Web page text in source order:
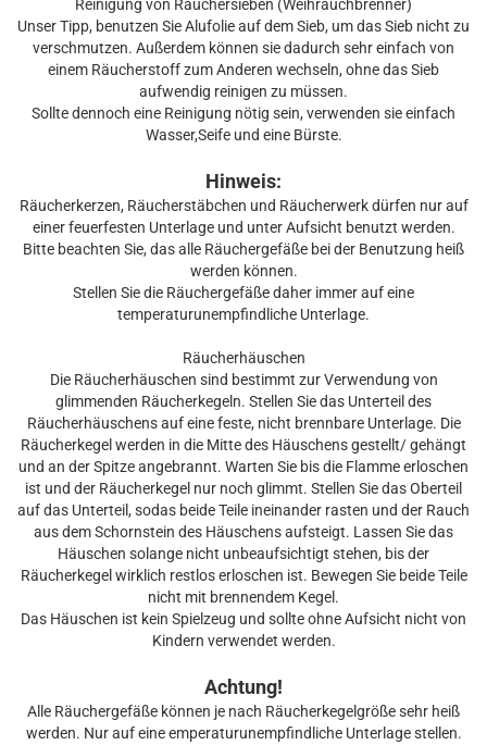
Reinigung von Räuchersieben (Weihrauchbrenner)
Unser Tipp, benutzen Sie Alufolie auf dem Sieb, um das Sieb nicht zu
verschmutzen. Außerdem können sie dadurch sehr einfach von
einem Räucherstoff zum Anderen wechseln, ohne das Sieb
aufwendig reinigen zu müssen.
Sollte dennoch eine Reinigung nötig sein, verwenden sie einfach
Wasser,Seife und eine Bürste.
Hinweis:
Räucherkerzen, Räucherstäbchen und Räucherwerk dürfen nur auf
einer feuerfesten Unterlage und unter Aufsicht benutzt werden.
Bitte beachten Sie, das alle Räuchergefäße bei der Benutzung heiß
werden können.
Stellen Sie die Räuchergefäße daher immer auf eine
temperaturunempfindliche Unterlage.
Räucherhäuschen
Die Räucherhäuschen sind bestimmt zur Verwendung von
glimmenden Räucherkegeln. Stellen Sie das Unterteil des
Räucherhäuschens auf eine feste, nicht brennbare Unterlage. Die
Räucherkegel werden in die Mitte des Häuschens gestellt/ gehängt
und an der Spitze angebrannt. Warten Sie bis die Flamme erloschen
ist und der Räucherkegel nur noch glimmt. Stellen Sie das Oberteil
auf das Unterteil, sodas beide Teile ineinander rasten und der Rauch
aus dem Schornstein des Häuschens aufsteigt. Lassen Sie das
Häuschen solange nicht unbeaufsichtigt stehen, bis der
Räucherkegel wirklich restlos erloschen ist. Bewegen Sie beide Teile
nicht mit brennendem Kegel.
Das Häuschen ist kein Spielzeug und sollte ohne Aufsicht nicht von
Kindern verwendet werden.
Achtung!
Alle Räuchergefäße können je nach Räucherkegelgröße sehr heiß
werden. Nur auf eine emperaturunempfindliche Unterlage stellen.